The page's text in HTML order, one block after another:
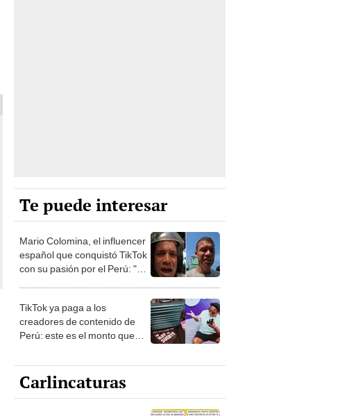
Te puede interesar
Mario Colomina, el influencer
español que conquistó TikTok
con su pasión por el Perú: "Mi
TikTok ya paga a los
creadores de contenido de
Perú: este es el monto que
1.000 vistas
Carlincaturas